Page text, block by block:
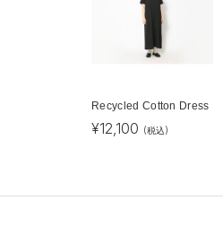
Recycled Cotton Dress
¥12,100 (税込)